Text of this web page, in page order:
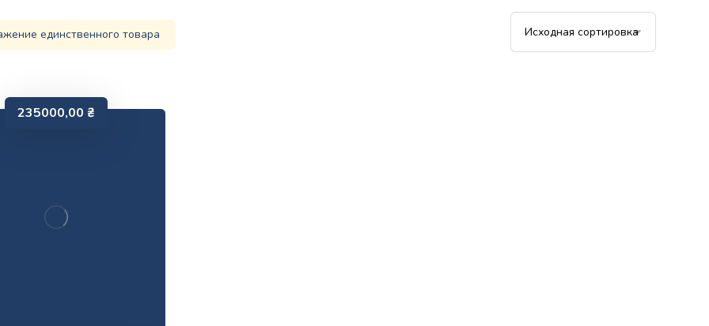
единственного товара
235000,00₴